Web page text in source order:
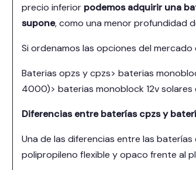
precio inferior podemos adquirir una
supone, como una menor profundidad
Si ordenamos las opciones del
Baterias opzs y cpzs> baterias
4000)> baterias monoblock 12v
Diferencias entre baterías cpzs y
Una de las diferencias entre las
polipropileno flexible y opaco frente al